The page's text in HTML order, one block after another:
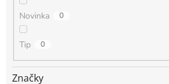
Novinka 0
Tip 0
Značky